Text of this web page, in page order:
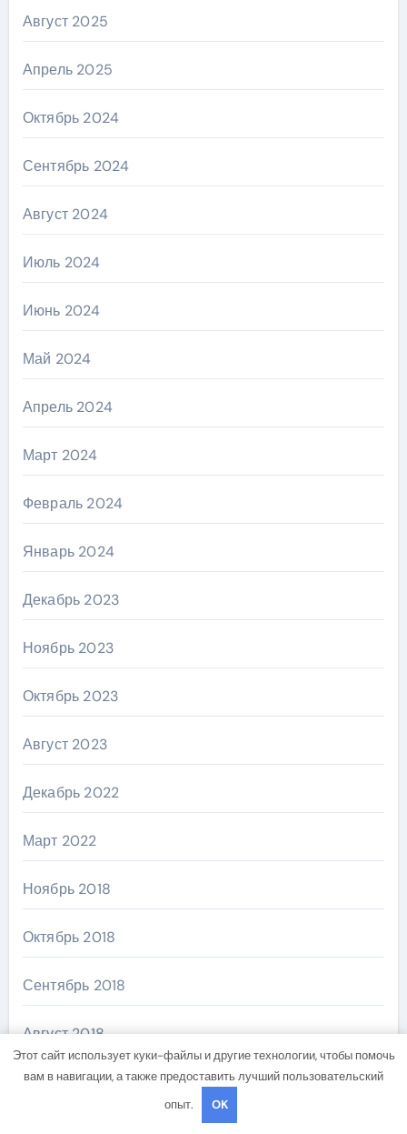
Август 2025
Апрель 2025
Октябрь 2024
Сентябрь 2024
Август 2024
Июль 2024
Июнь 2024
Май 2024
Апрель 2024
Март 2024
Февраль 2024
Январь 2024
Декабрь 2023
Ноябрь 2023
Октябрь 2023
Август 2023
Декабрь 2022
Март 2022
Ноябрь 2018
Октябрь 2018
Сентябрь 2018
Август 2018
Этот сайт использует куки-файлы и другие технологии, чтобы помочь
вам в навигации, а также предоставить лучший пользовательский
опыт.
OK